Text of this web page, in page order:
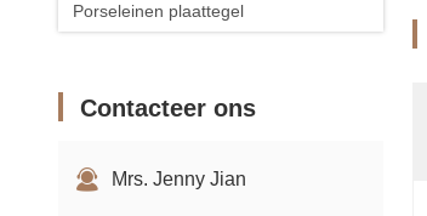
Porseleinen plaattegel
Contacteer ons
Mrs. Jenny Jian